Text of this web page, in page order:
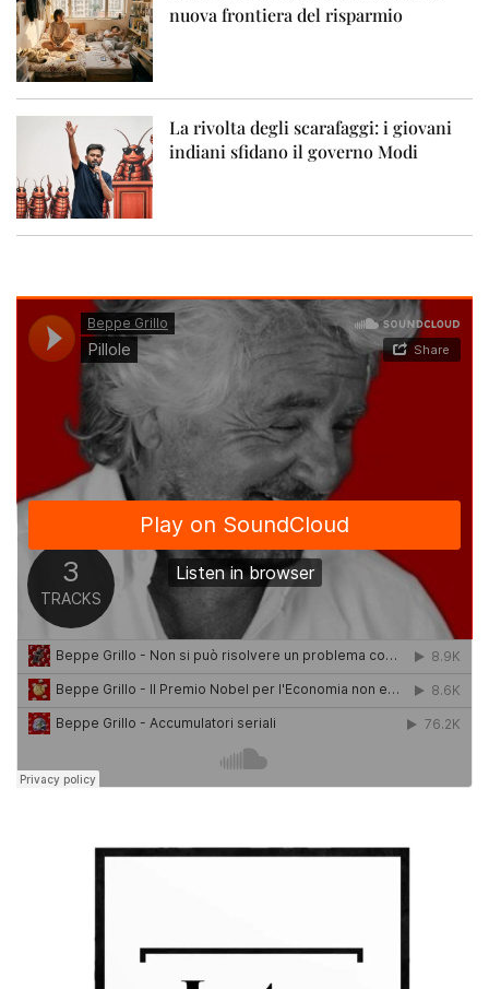
nuova frontiera del risparmio
La rivolta degli scarafaggi: i giovani
indiani sfidano il governo Modi